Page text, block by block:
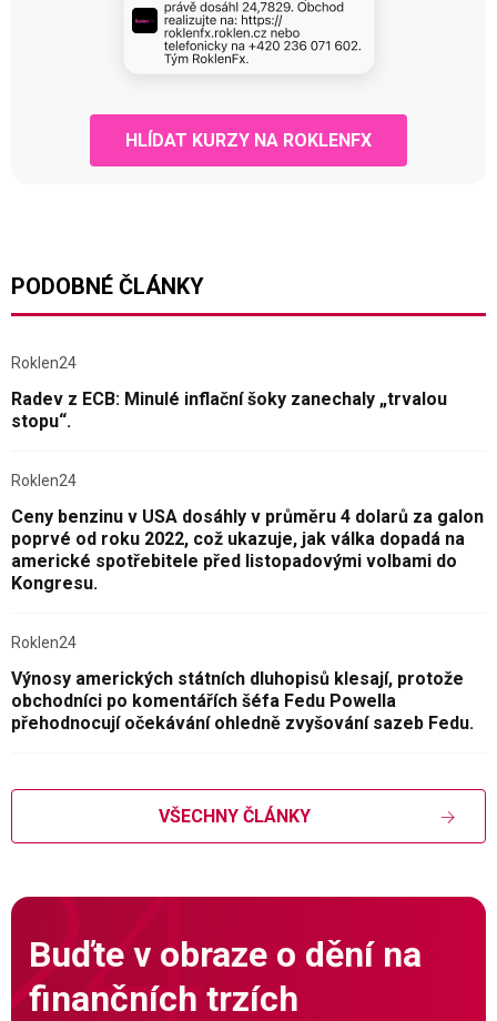
HLÍDAT KURZY NA ROKLENFX
PODOBNÉ ČLÁNKY
Roklen24
Radev z ECB: Minulé inflační šoky zanechaly „trvalou
stopu“.
Roklen24
Ceny benzinu v USA dosáhly v průměru 4 dolarů za galon
poprvé od roku 2022, což ukazuje, jak válka dopadá na
americké spotřebitele před listopadovými volbami do
Kongresu.
Roklen24
Výnosy amerických státních dluhopisů klesají, protože
obchodníci po komentářích šéfa Fedu Powella
přehodnocují očekávání ohledně zvyšování sazeb Fedu.
VŠECHNY ČLÁNKY
Buďte v obraze o dění na
finančních trzích